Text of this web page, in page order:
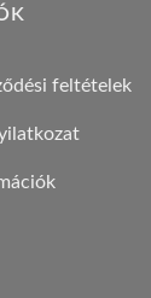
feltételek